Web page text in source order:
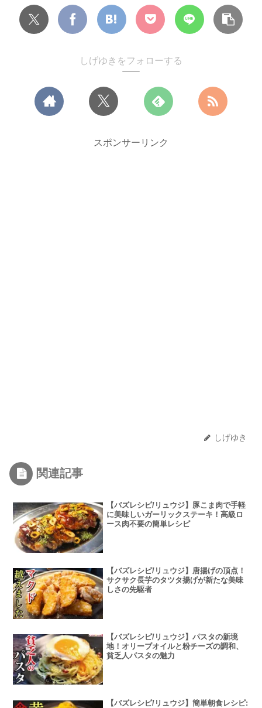
しげゆきをフォローする
スポンサーリンク
しげゆき
関連記事
【バズレシピ/リュウジ】豚こま肉で手軽
に美味しいガーリックステーキ！高級ロ
ース肉不要の簡単レシピ
【バズレシピ/リュウジ】唐揚げの頂点！
サクサク長芋のタツタ揚げが新たな美味
しさの先駆者
【バズレシピ/リュウジ】パスタの新境
地！オリーブオイルと粉チーズの調和、
貧乏人パスタの魅力
【バズレシピ/リュウジ】簡単朝食レシピ: